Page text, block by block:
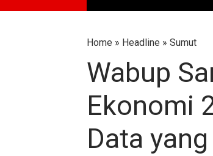
Home » Headline » Sumut
Wabup
Ekonomi
Data